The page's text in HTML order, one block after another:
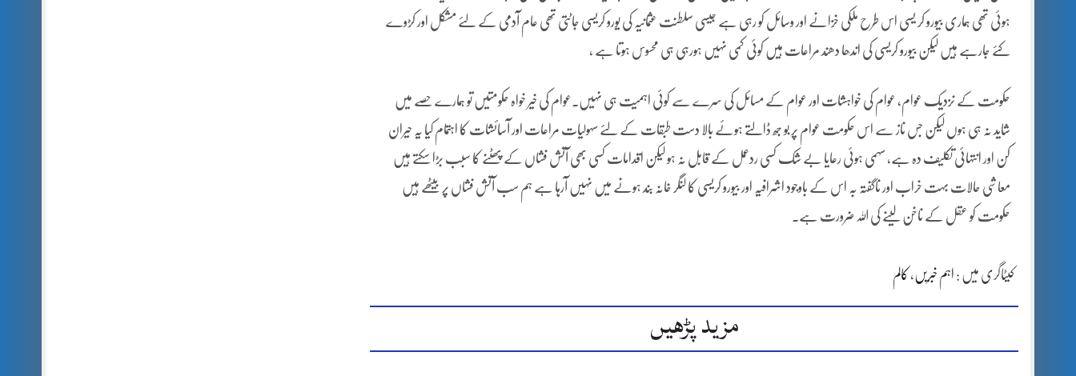
ہوئی تھی ہماری بیورو کر یسی اس طرح ملکی خزانے اور وسائل کو رہی ہے جیسی سلطنت عثمانیہ کی یورو کریسی جاٹتی تھی عام آدمی کے لئے مشکل اور کڑوے
کئے جارہے ہیں لیکن بیورو کریسی کی اندھا دھند مراعات ہیں کوئی کمی نہیں ہورہی ہی محسوس ہوتا ہے ,
حکومت کے نزدیک عوام، عوام کی خواہشات اور عوام کے مسائل کی سرے سے کوئی اہمیت ہی نہیں۔عوام کی خیر خواہ حکومتیں تو ہمارے حصے میں
شاید نہ ہی ہوں لیکن جس ناز سے اس حکومت عوام پر بو جھ ڈالتے ہوئے بالا دست طبقات کے لئے سہولیات مراعات اور آسائشات کا اہتمام کیا یہ حیران
کن اور انتہائی تکلیف دہ ہے، سہمی ہوئی رعایا بے شک کسی ردعمل کے قابل نہ ہو لیکن اقدامات کسی بھی آتش فشاں کے پھٹنے کا سبب بڑا سکتے ہیں
معاشی حالات بہت خراب اور ناگفتہ بہ اس کے باوجود اشرافیہ اور بیورو کریسی کا لنگر خانہ بند ہونے میں نہیں آرہا ہے ہم سب آتش فشاں پر بیٹھے ہیں
حکومت کو عقل کے ناخن لینے کی اللہ ضرورت ہے۔
کیٹاگری میں : اہم خبریں ، کالم
مزید پڑھیں